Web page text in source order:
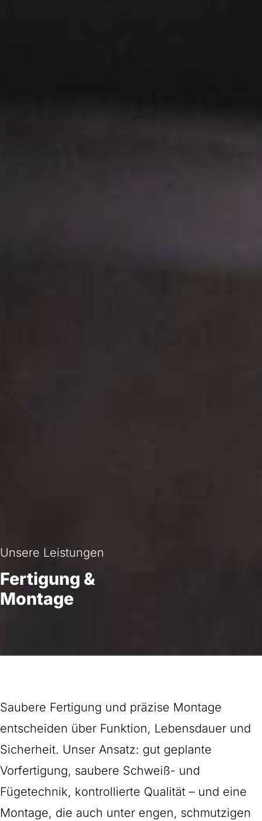
Unsere Leistungen
Fertigung &
Montage
Saubere Fertigung und präzise Montage
entscheiden über Funktion, Lebensdauer und
Sicherheit. Unser Ansatz: gut geplante
Vorfertigung, saubere Schweiß- und
Fügetechnik, kontrollierte Qualität – und eine
Montage, die auch unter engen, schmutzigen